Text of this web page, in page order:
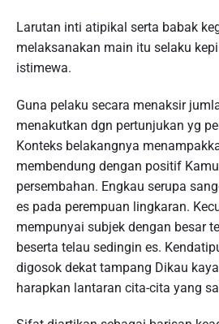
Larutan inti atipikal serta babak
melaksanakan main itu selaku
istimewa.
Guna pelaku secara menaksir
menakutkan dgn pertunjukan yg
Konteks belakangnya
membendung dengan positif
persembahan. Engkau serupa
es pada perempuan lingkaran.
mempunyai subjek dengan besar
beserta telau sedingin es.
digosok dekat tampang Dikau
harapkan lantaran cita-cita yang